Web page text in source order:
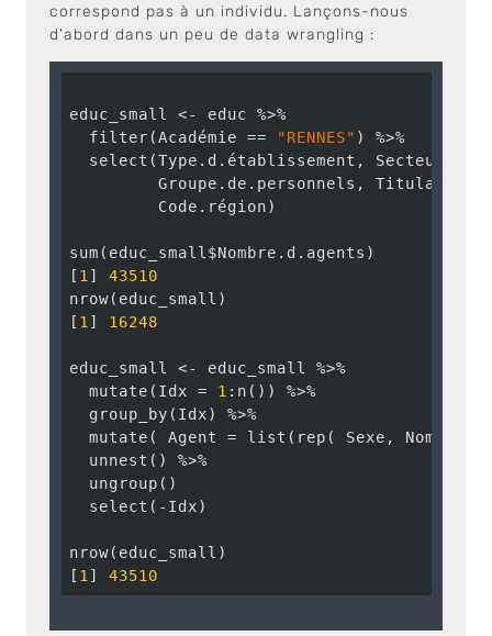
correspond pas à un individu. Lançons-nous
d'abord dans un peu de data wrangling :
educ_small <- educ %>%
  filter(Académie ==
"RENNES" ) %>%
select(Type.d.établissement,
Groupe.de.personnels, Titulaire,
         Code.région)
sum(educ_small$Nombre.d.agents)
[ 1] 43510
nrow(educ_small)
[ 1] 16248
educ_small <- educ_small %>%
  mutate(Idx =
1 :n()) %>%
  group_by(Idx) %>%
mutate( Agent = list(rep( Sexe,
  unnest() %>%
  ungroup()
  select(-Idx)
nrow(educ_small)
[ 1] 43510